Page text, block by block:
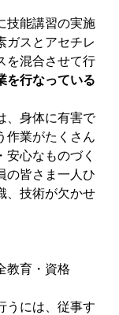
技能講習の実施
ガスとアセチレ
を混合させて行
を行なっている
、身体に有害で
作業がたくさん
安心なものづく
の皆さま一人ひ
、技術が欠かせ
教育・資格
うには、従事す